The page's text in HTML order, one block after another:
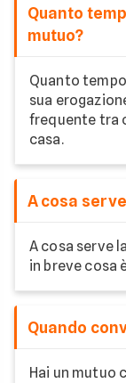
Quanto
mutuo?
Quanto
sua
frequente tra
casa.
A cosa
A cosa serve
in breve cosa
Quando
Hai un mutuo